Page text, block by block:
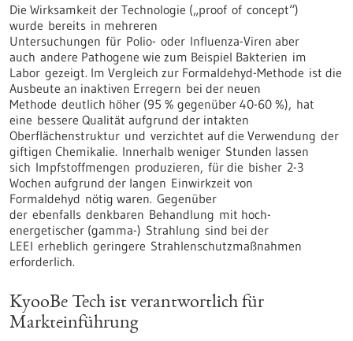
Die Wirksamkeit der Technologie („proof of concept“)
wurde bereits in mehreren
Untersuchungen für Polio- oder Influenza-Viren aber
auch andere Pathogene wie zum Beispiel Bakterien im
Labor gezeigt. Im Vergleich zur Formaldehyd-Methode ist die
Ausbeute an inaktiven Erregern bei der neuen
Methode deutlich höher (95 % gegenüber 40-60 %), hat
eine bessere Qualität aufgrund der intakten
Oberflächenstruktur und verzichtet auf die Verwendung der
giftigen Chemikalie. Innerhalb weniger Stunden lassen
sich Impfstoffmengen produzieren, für die bisher 2-3
Wochen aufgrund der langen Einwirkzeit von
Formaldehyd nötig waren. Gegenüber
der ebenfalls denkbaren Behandlung mit hoch-
energetischer (gamma-) Strahlung sind bei der
LEEI erheblich geringere Strahlenschutzmaßnahmen
erforderlich.
KyooBe Tech ist verantwortlich für
Markteinführung